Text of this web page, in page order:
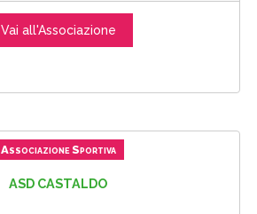
Vai all'Associazione
Associazione Sportiva
ASD CASTALDO